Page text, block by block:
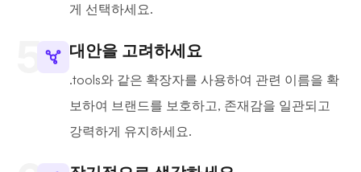
게 선택하세요.
대안을 고려하세요
.tools와 같은 확장자를 사용하여 관련 이름을 확
보하여 브랜드를 보호하고, 존재감을 일관되고
강력하게 유지하세요.